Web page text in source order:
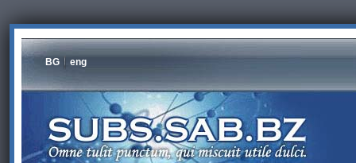
BG eng